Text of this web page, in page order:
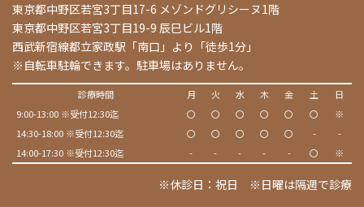
東京都中野区若宮3丁目17-6 メゾンドグリシーヌ1階
東京都中野区若宮3丁目19-9 辰巳ビル1階
西武新宿線都立家政駅「南口」より「徒歩1分」
※自転車駐輪できます。駐車場はありません。
診療時間 月 火 水 木 金 土
日
9:00-13:00 ※受付12:30迄
〇 〇 〇 〇 〇 〇
※
14:30-18:00 ※受付12:30迄
〇 〇 〇 〇 〇 -
-
14:00-17:30 ※受付12:30迄
- - - - - 〇 ※
※休診日：祝日 ※日曜は隔週で診療